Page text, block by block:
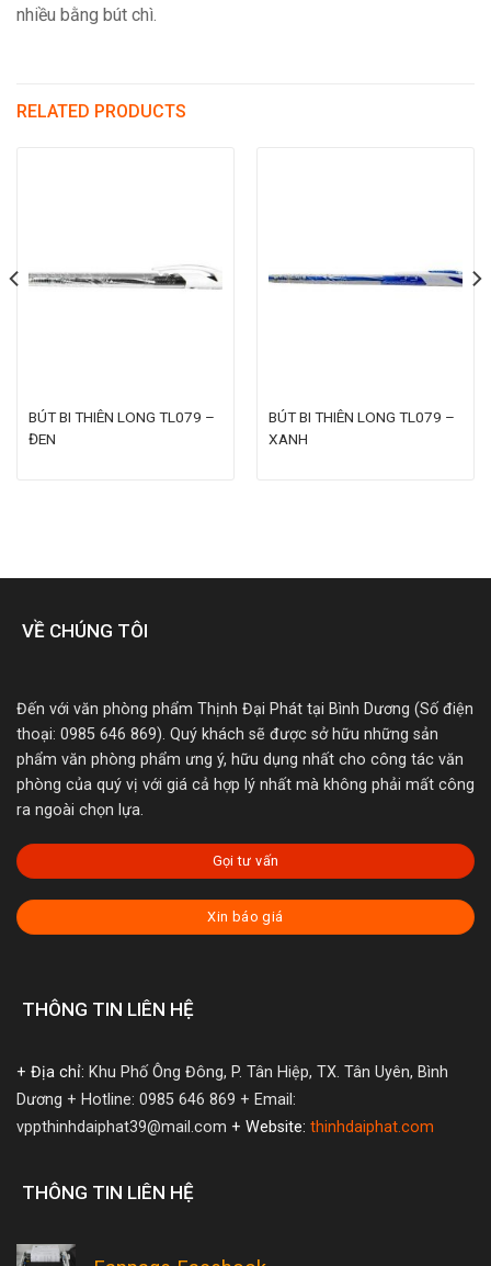
nhiều bằng bút chì.
RELATED PRODUCTS
BÚT BI THIÊN LONG TL079 –
ĐEN
BÚT BI THIÊN LONG TL079 –
XANH
VỀ CHÚNG TÔI
Đến với văn phòng phẩm Thịnh Đại Phát tại Bình Dương (Số điện
thoại: 0985 646 869). Quý khách sẽ được sở hữu những sản
phẩm văn phòng phẩm ưng ý, hữu dụng nhất cho công tác văn
phòng của quý vị với giá cả hợp lý nhất mà không phải mất công
ra ngoài chọn lựa.
Gọi tư vấn
Xin báo giá
THÔNG TIN LIÊN HỆ
+ Địa chỉ: Khu Phố Ông Đông, P. Tân Hiệp, TX. Tân Uyên, Bình
Dương + Hotline: 0985 646 869 + Email:
vppthinhdaiphat39@mail.com + Website: thinhdaiphat.com
THÔNG TIN LIÊN HỆ